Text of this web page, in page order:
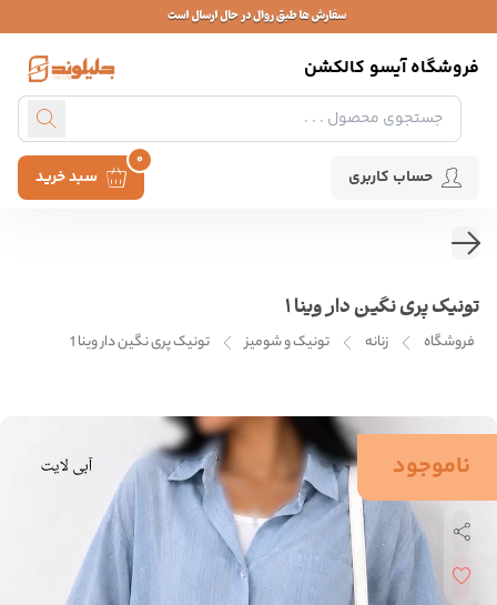
فروشگاه آیسو کالکشن
حساب کاربری سبد خرید
0
تونیک پری نگین دار وینا 1
فروشگاه زنانه تونیک و شومیز تونیک پری نگین دار وینا 1
ناموجود